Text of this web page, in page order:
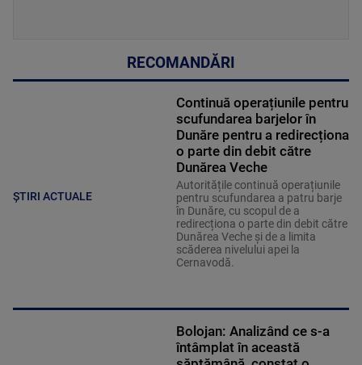
RECOMANDĂRI
ȘTIRI ACTUALE
Continuă operațiunile pentru
scufundarea barjelor în
Dunăre pentru a redirecționa
o parte din debit către
Dunărea Veche
Autoritățile continuă operațiunile
pentru scufundarea a patru barje
în Dunăre, cu scopul de a
redirecționa o parte din debit către
Dunărea Veche și de a limita
scăderea nivelului apei la
Cernavodă.
Bolojan: Analizând ce s-a
întâmplat în această